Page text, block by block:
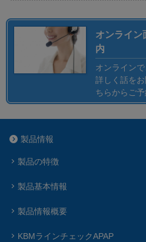
オンライン
内
オンライン
詳しく話を
ちらからご予
製品情報
製品の特徴
製品基本情報
製品情報概要
KBMラインチェックAPAP